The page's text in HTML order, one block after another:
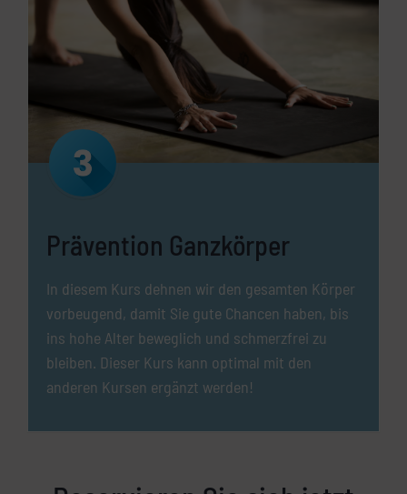
Prävention Ganzkörper
In diesem Kurs dehnen wir den gesamten Körper
vorbeugend, damit Sie gute Chancen haben, bis
ins hohe Alter beweglich und schmerzfrei zu
bleiben. Dieser Kurs kann optimal mit den
anderen Kursen ergänzt werden!